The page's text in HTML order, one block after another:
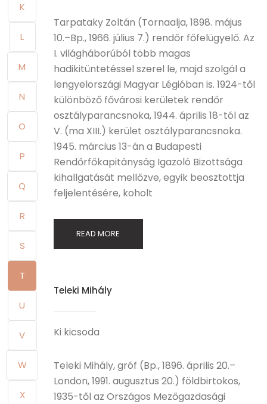
K
L
M
N
O
P
Q
R
S
T
U
V
W
X
Tarpataky Zoltán (Tornaalja, 1898. május
10.–Bp., 1966. július 7.) rendőr főfelügyelő. Az
I. világháborúból több magas
hadikitüntetéssel szerel le, majd szolgál a
lengyelországi Magyar Légióban is. 1924-től
különböző fővárosi kerületek rendőr
osztályparancsnoka, 1944. április 18-tól az
V. (ma XIII.) kerület osztályparancsnoka.
1945. március 13-án a Budapesti
Rendőrfőkapitányság Igazoló Bizottsága
kihallgatását mellőzve, egyik beosztottja
feljelentésére, koholt
READ MORE
Teleki Mihály
Ki kicsoda
Teleki Mihály, gróf (Bp., 1896. április 20.–
London, 1991. augusztus 20.) földbirtokos,
1935-től az Országos Mezőgazdasági